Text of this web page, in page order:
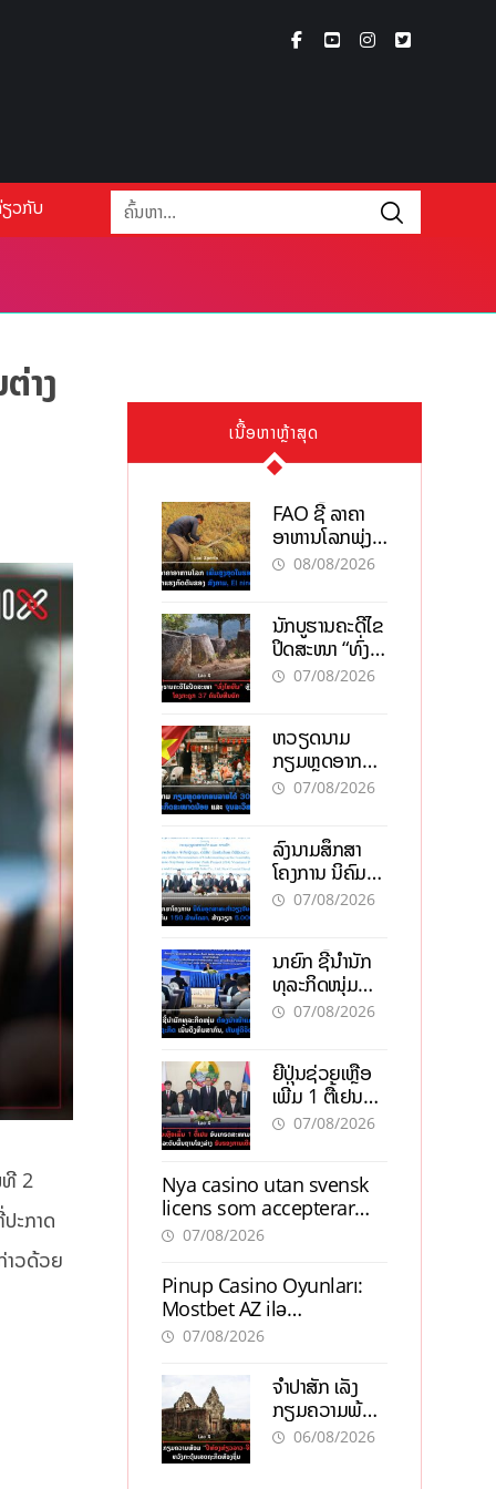
ວກັບ
າງ
ທີ 2
ະກາດ
າວດ້ວຍ
ເນື້ອຫາຫຼ້າສຸດ
FAO ຊີ້ ລາຄາ
ອາຫານໂລກພຸ່ງ
ສູງສຸດໃນຮອບ 3
ສົງຄາມ, El
nino
08/08/2026
ນັກບູຮານຄະດີໄຂ
ປິດສະໜາ “ທົ່ງ
ໄຫຫີນ” ຫຼັງພົບ
07/08/2026
ຫວຽດນາມ
ກຽມຫຼຸດອາກອນ
ລາຍໄດ້ 30%
ແລະ ຈຸນລະ
ວິສາຫະກິດ
07/08/2026
ລົງນາມສຶກສາ
ໂຄງການ ນິຄົມ
ອຸດສາຫະກຳ
150 ລ້ານໂດລາ,
ສ້າງວຽກ 5.000
ຕຳແໜ່ງ
07/08/2026
ນາຍົກ ຊີ້ນຳນັກ
ທຸລະກິດໜຸ່ມ
ຕ້ອງນຳໜ້າແກ້
ສາກົນ, ຫັນສູ່ດິຈິ
ຕອນ
07/08/2026
ຍີ່ປຸ່ນຊ່ວຍເຫຼືອ
ເພີ່ມ 1 ຕື້ເຢນ
ອັບເກຣດ
ເຕີບໂຕ
07/08/2026
Nya casino utan svensk
licens som accepterar
Swish: En jämförelse
07/08/2026
Pinup Casino Oyunları:
Mostbet AZ ilə
Müqayisədə Nə Təqdim
07/08/2026
ຈຳປາສັກ ເລັ່ງ
ກຽມຄວາມພ້ອມ
“ປີທ່ອງທ່ຽວ
06/08/2026